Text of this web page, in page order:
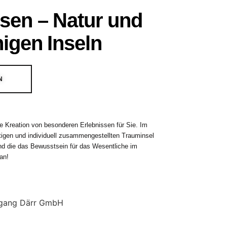
– Natur und
Inseln
von besonderen Erlebnissen für Sie. Im
und individuell zusammengestellten Trauminsel
die das Bewusstsein für das Wesentliche im
Därr GmbH